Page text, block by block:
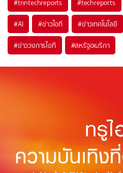
#tnntechreports #techreports
#AI #ข่าวไอที #ข่าวเทคโนโลยี
#ข่าววงการไอที #สหรัฐอเมริกา